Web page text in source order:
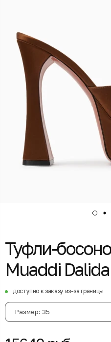
Туфли-
Muaddi
доступно к заказу из-за границы
Размер: 35